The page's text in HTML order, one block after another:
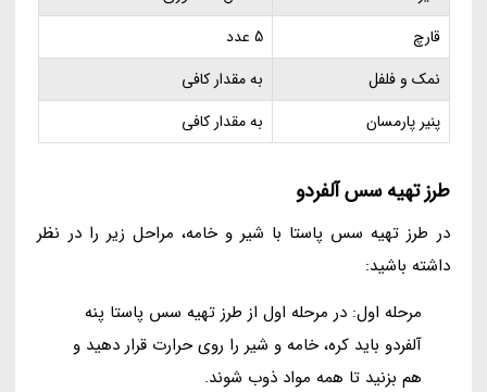
قارچ
5 عدد
نمک و فلفل
به مقدار کافی
پنیر پارمسان
به مقدار کافی
طرز تهیه سس آلفردو
در طرز تهیه سس پاستا با شیر و خامه، مراحل زیر را در نظر
داشته باشید:
مرحله اول: در مرحله اول از طرز تهیه سس پاستا پنه
آلفردو باید کره، خامه و شیر را روی حرارت قرار دهید و
هم بزنید تا همه مواد ذوب شوند.